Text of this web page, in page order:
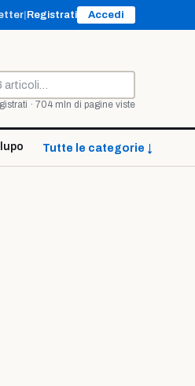
Registrati Accedi
· 704 mln di pagine viste
Tutte le categorie ↓